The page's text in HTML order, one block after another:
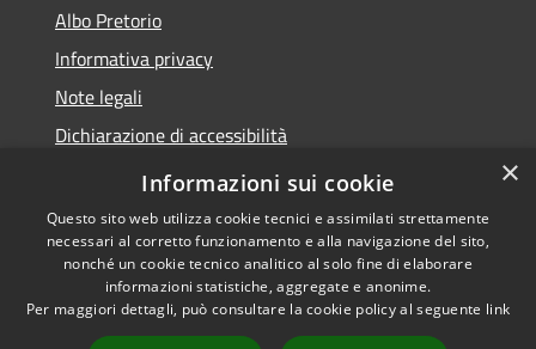
Albo Pretorio
Informativa privacy
Note legali
Dichiarazione di accessibilità
Informativa Privacy Videosorveglianza
Accessibilità
Copyright © 2026 • Comune di
Valderice • Powered by
×
Informazioni sui cookie
Questo sito web utilizza cookie tecnici e assimilati strettamente
necessari al corretto funzionamento e alla navigazione del sito,
nonché un cookie tecnico analitico al solo fine di elaborare
informazioni statistiche, aggregate e anonime.
Per maggiori dettagli, può consultare la cookie policy al seguente link